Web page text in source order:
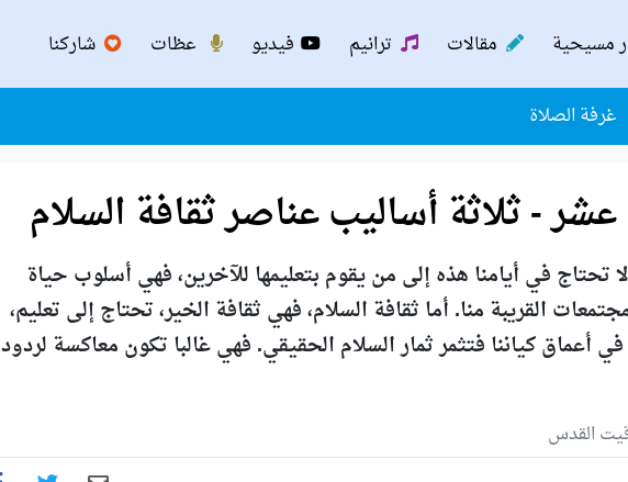
مسيحية مقالات ترانيم فيديو عظات شاركنا
غرفة الصلاة
- ثلاثة أساليب عناصر ثقافة السلام
تحتاج في أيامنا هذه إلى من يقوم بتعليمها للآخرين، فهي أسلوب حياة
القريبة منا. أما ثقافة السلام، فهي ثقافة الخير، تحتاج إلى تعليم،
كياننا فتثمر ثمار السلام الحقيقي. فهي غالبا تكون معاكسة لردود